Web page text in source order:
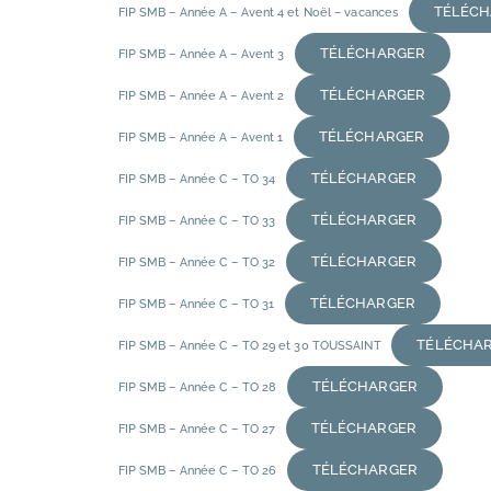
FIP SMB – Année A – Avent 4 et Noël – vacances
FIP SMB – Année A – Avent 3 TÉLÉCHARGER
FIP SMB – Année A – Avent 2 TÉLÉCHARGER
FIP SMB – Année A – Avent 1 TÉLÉCHARGER
FIP SMB – Année C – TO 34 TÉLÉCHARGER
FIP SMB – Année C – TO 33 TÉLÉCHARGER
FIP SMB – Année C – TO 32 TÉLÉCHARGER
FIP SMB – Année C – TO 31 TÉLÉCHARGER
FIP SMB – Année C – TO 29 et 30 TOUSSAINT
FIP SMB – Année C – TO 28 TÉLÉCHARGER
FIP SMB – Année C – TO 27 TÉLÉCHARGER
FIP SMB – Année C – TO 26 TÉLÉCHARGER